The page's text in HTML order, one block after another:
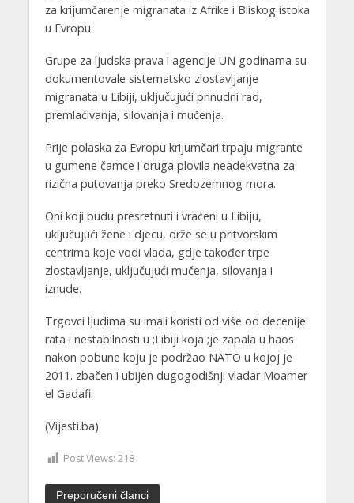
za krijumčarenje migranata iz Afrike i Bliskog istoka
u Evropu.
Grupe za ljudska prava i agencije UN godinama su
dokumentovale sistematsko zlostavljanje
migranata u Libiji, uključujući prinudni rad,
premlaćivanja, silovanja i mučenja.
Prije polaska za Evropu krijumčari trpaju migrante
u gumene čamce i druga plovila neadekvatna za
rizična putovanja preko Sredozemnog mora.
Oni koji budu presretnuti i vraćeni u Libiju,
uključujući žene i djecu, drže se u pritvorskim
centrima koje vodi vlada, gdje također trpe
zlostavljanje, uključujući mučenja, silovanja i
iznude.
Trgovci ljudima su imali koristi od više od decenije
rata i nestabilnosti u ;Libiji koja ;je zapala u haos
nakon pobune koju je podržao NATO u kojoj je
2011. zbačen i ubijen dugogodišnji vladar Moamer
el Gadafi.
(Vijesti.ba)
Post Views: 218
Preporučeni članci